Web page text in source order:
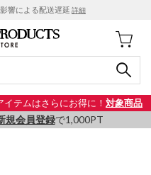
響による配送遅延 詳細
イテムはさらにお得に！ 対象商品
規会員登録で1,000PT